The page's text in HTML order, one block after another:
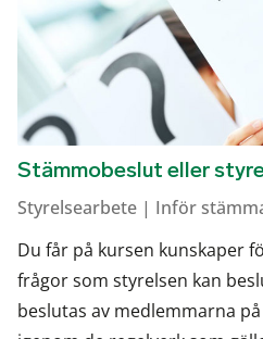
Stämmobeslut eller
Styrelsearbete | Inför
Du får på kursen kunskaper
frågor som styrelsen kan
beslutas av medlemmarna